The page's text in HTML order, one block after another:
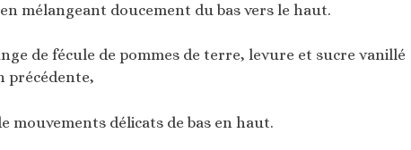
mélangeant doucement du bas vers le haut.
de fécule de pommes de terre, levure et sucre vanillé
précédente,
mouvements délicats de bas en haut.